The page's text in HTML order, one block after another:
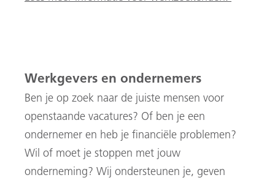
Werkgevers en ondernemers
Ben je op zoek naar de juiste mensen voor
openstaande vacatures? Of ben je een
ondernemer en heb je financiële problemen?
Wil of moet je stoppen met jouw
onderneming? Wij ondersteunen je, geven